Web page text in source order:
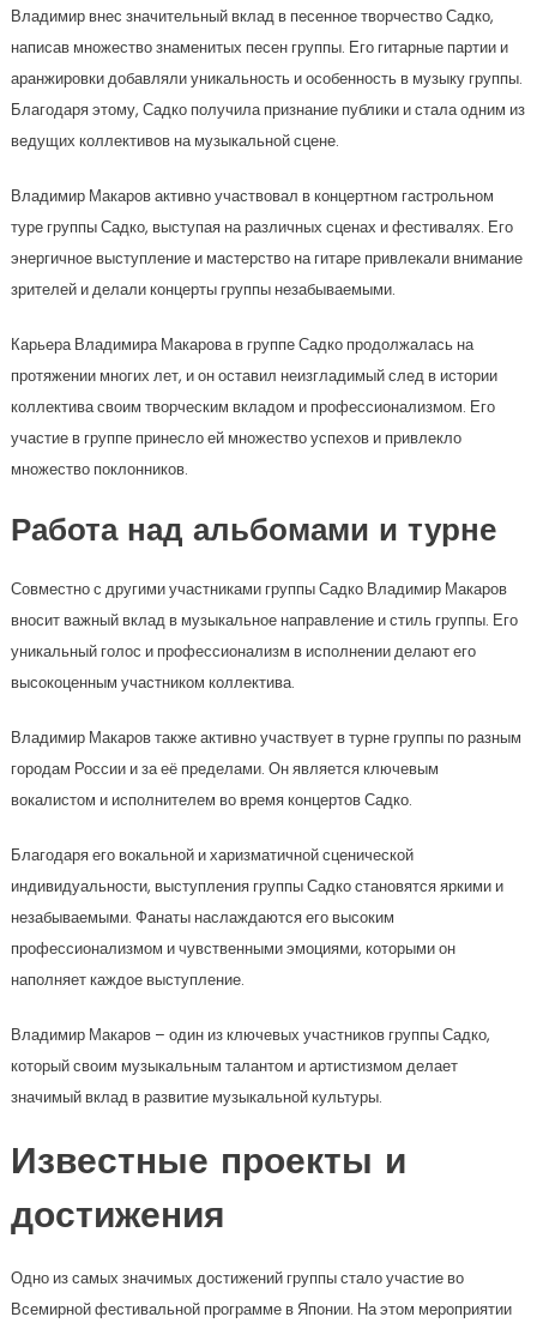
Владимир внес значительный вклад в песенное творчество Садко,
написав множество знаменитых песен группы. Его гитарные партии и
аранжировки добавляли уникальность и особенность в музыку группы.
Благодаря этому, Садко получила признание публики и стала одним из
ведущих коллективов на музыкальной сцене.
Владимир Макаров активно участвовал в концертном гастрольном
туре группы Садко, выступая на различных сценах и фестивалях. Его
энергичное выступление и мастерство на гитаре привлекали внимание
зрителей и делали концерты группы незабываемыми.
Карьера Владимира Макарова в группе Садко продолжалась на
протяжении многих лет, и он оставил неизгладимый след в истории
коллектива своим творческим вкладом и профессионализмом. Его
участие в группе принесло ей множество успехов и привлекло
множество поклонников.
Работа над альбомами и турне
Совместно с другими участниками группы Садко Владимир Макаров
вносит важный вклад в музыкальное направление и стиль группы. Его
уникальный голос и профессионализм в исполнении делают его
высокоценным участником коллектива.
Владимир Макаров также активно участвует в турне группы по разным
городам России и за её пределами. Он является ключевым
вокалистом и исполнителем во время концертов Садко.
Благодаря его вокальной и харизматичной сценической
индивидуальности, выступления группы Садко становятся яркими и
незабываемыми. Фанаты наслаждаются его высоким
профессионализмом и чувственными эмоциями, которыми он
наполняет каждое выступление.
Владимир Макаров – один из ключевых участников группы Садко,
который своим музыкальным талантом и артистизмом делает
значимый вклад в развитие музыкальной культуры.
Известные проекты и
достижения
Одно из самых значимых достижений группы стало участие во
Всемирной фестивальной программе в Японии. На этом мероприятии